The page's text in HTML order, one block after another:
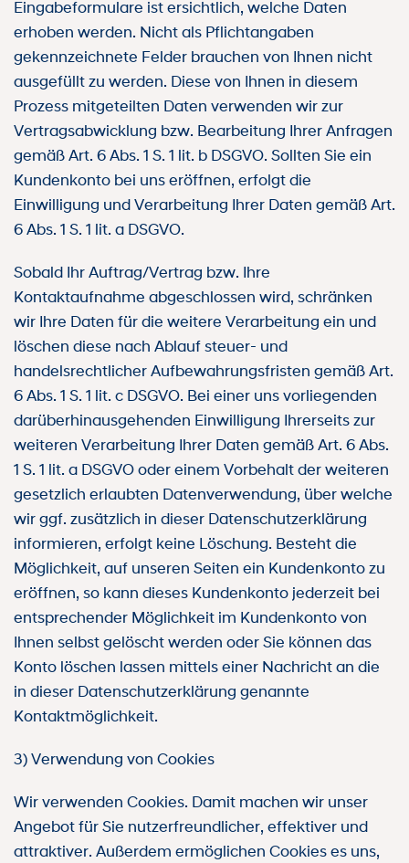
Eingabeformulare ist ersichtlich, welche Daten
erhoben werden. Nicht als Pflichtangaben
gekennzeichnete Felder brauchen von Ihnen nicht
ausgefüllt zu werden. Diese von Ihnen in diesem
Prozess mitgeteilten Daten verwenden wir zur
Vertragsabwicklung bzw. Bearbeitung Ihrer Anfragen
gemäß Art. 6 Abs. 1 S. 1 lit. b DSGVO. Sollten Sie ein
Kundenkonto bei uns eröffnen, erfolgt die
Einwilligung und Verarbeitung Ihrer Daten gemäß Art.
6 Abs. 1 S. 1 lit. a DSGVO.
Sobald Ihr Auftrag/Vertrag bzw. Ihre
Kontaktaufnahme abgeschlossen wird, schränken
wir Ihre Daten für die weitere Verarbeitung ein und
löschen diese nach Ablauf steuer- und
handelsrechtlicher Aufbewahrungsfristen gemäß Art.
6 Abs. 1 S. 1 lit. c DSGVO. Bei einer uns vorliegenden
darüberhinausgehenden Einwilligung Ihrerseits zur
weiteren Verarbeitung Ihrer Daten gemäß Art. 6 Abs.
1 S. 1 lit. a DSGVO oder einem Vorbehalt der weiteren
gesetzlich erlaubten Datenverwendung, über welche
wir ggf. zusätzlich in dieser Datenschutzerklärung
informieren, erfolgt keine Löschung. Besteht die
Möglichkeit, auf unseren Seiten ein Kundenkonto zu
eröffnen, so kann dieses Kundenkonto jederzeit bei
entsprechender Möglichkeit im Kundenkonto von
Ihnen selbst gelöscht werden oder Sie können das
Konto löschen lassen mittels einer Nachricht an die
in dieser Datenschutzerklärung genannte
Kontaktmöglichkeit.
3) Verwendung von Cookies
Wir verwenden Cookies. Damit machen wir unser
Angebot für Sie nutzerfreundlicher, effektiver und
attraktiver. Außerdem ermöglichen Cookies es uns,